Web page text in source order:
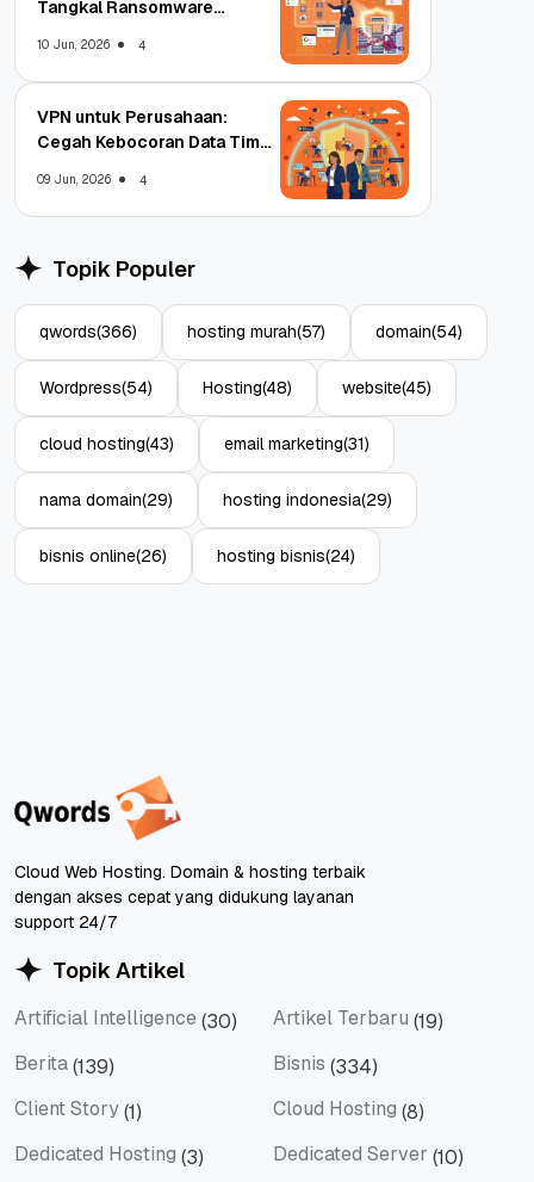
Tangkal Ransomware
10 Jun, 2026 4
VPN untuk Perusahaan:
Cegah Kebocoran Data Tim
09 Jun, 2026 4
Topik Populer
qwords(366) hosting murah(57) domain(54)
Wordpress(54) Hosting(48) website(45)
cloud hosting(43) email marketing(31)
nama domain(29) hosting indonesia(29)
bisnis online(26) hosting bisnis(24)
Cloud Web Hosting. Domain & hosting terbaik
dengan akses cepat yang didukung layanan
support 24/7
Topik Artikel
Artificial Intelligence (30) Artikel Terbaru (19)
Berita(139) Bisnis (334)
Client Story(1) Cloud Hosting (8)
Dedicated Hosting (3) Dedicated Server (10)